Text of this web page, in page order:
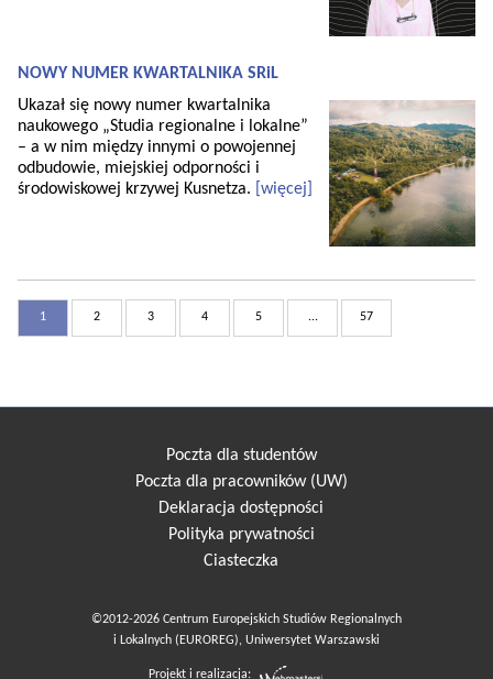
NOWY NUMER KWARTALNIKA SRiL
Ukazał się nowy numer kwartalnika
naukowego „Studia regionalne i lokalne”
– a w nim między innymi o powojennej
odbudowie, miejskiej odporności i
środowiskowej krzywej Kusnetza.
[więcej]
1 2 3 4 5 ... 57
Poczta dla studentów
Poczta dla pracowników (UW)
Deklaracja dostępności
Polityka prywatności
Ciasteczka
©2012-2026 Centrum Europejskich Studiów Regionalnych
i Lokalnych (EUROREG), Uniwersytet Warszawski
Projekt i realizacja: